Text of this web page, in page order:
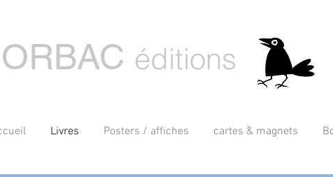
éditions
Livres Posters / affiches cartes & magnets